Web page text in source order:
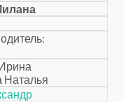
Наталья